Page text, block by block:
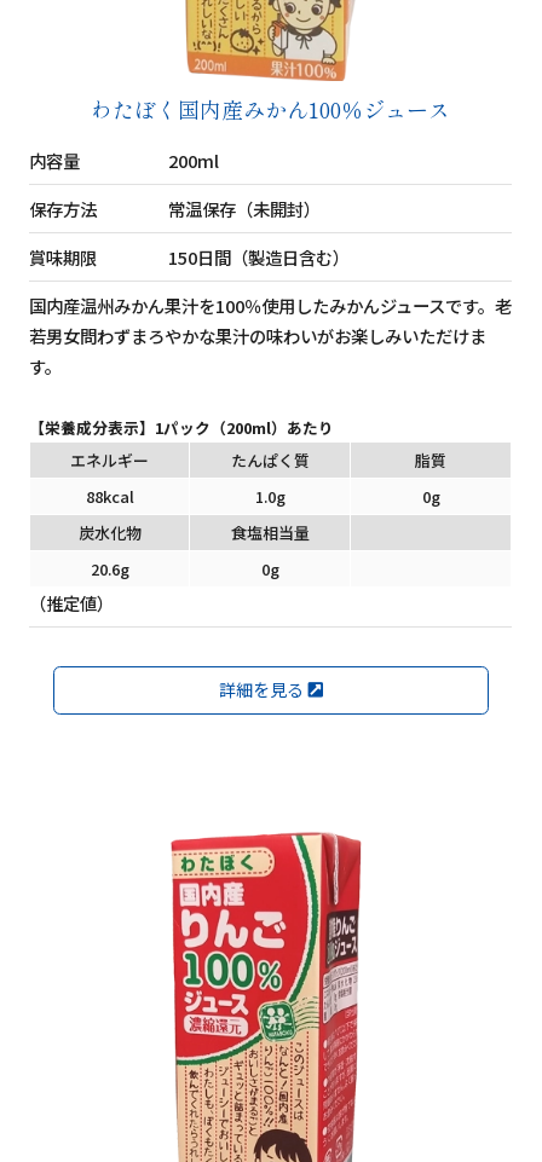
わたぼく国内産みかん100％ジュース
内容量
200ml
保存方法
常温保存（未開封）
賞味期限
150日間（製造日含む）
国内産温州みかん果汁を100％使用したみかんジュースです。老
若男女問わずまろやかな果汁の味わいがお楽しみいただけま
す。
【栄養成分表示】1パック（200ml）あたり
エネルギー
たんぱく質
脂質
88kcal
1.0g
0g
炭水化物
食塩相当量
20.6g
0g
（推定値）
詳細を見る